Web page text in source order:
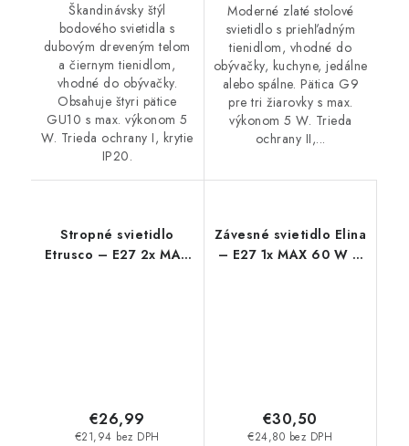
Škandinávsky štýl
bodového svietidla s
dubovým dreveným telom
a čiernym tienidlom,
vhodné do obývačky.
Obsahuje štyri pätice
GU10 s max. výkonom 5
W. Trieda ochrany I, krytie
IP20.
Moderné zlaté stolové
svietidlo s priehľadným
tienidlom, vhodné do
obývačky, kuchyne, jedálne
alebo spálne. Pätica G9
pre tri žiarovky s max.
výkonom 5 W. Trieda
ochrany II,...
Stropné svietidlo
Etrusco – E27 2x MAX
€21,94 bez DPH
€26,99
Závesné svietidlo Elina
– E27 1x MAX 60 W –
€24,80 bez DPH
€30,50